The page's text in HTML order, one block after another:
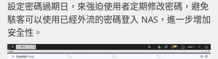
設定密碼過期日，來強迫使用者定期修改密碼，避免
駭客可以使用已經外流的密碼登入 NAS，進一步增加
安全性。